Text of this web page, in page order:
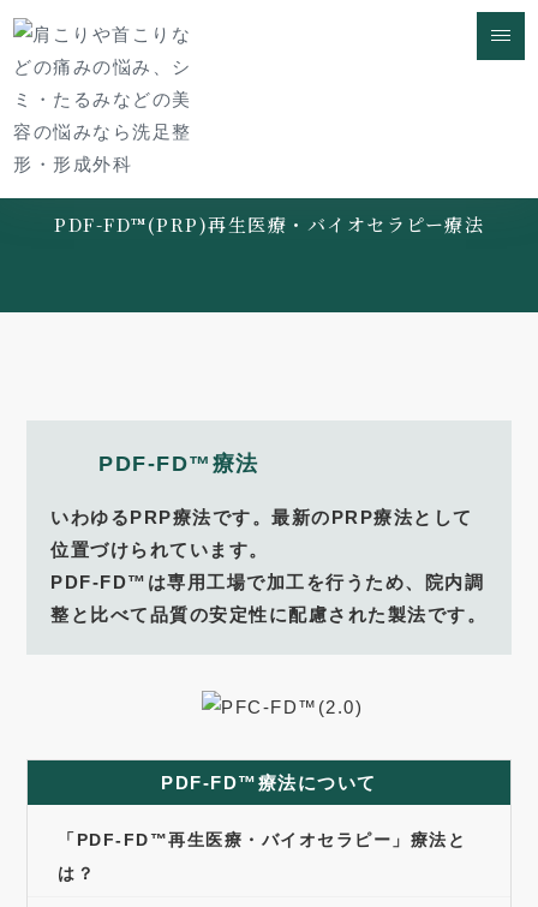
メイ
PDF-FD™(PRP)再生医療・バイオセラピー療法
PDF-FD™療法
いわゆるPRP療法です。最新のPRP療法として
位置づけられています。
PDF-FD™は専用工場で加工を行うため、院内調
整と比べて品質の安定性に配慮された製法です。
PDF-FD™療法について
「PDF-FD™再生医療・バイオセラピー」療法と
は？